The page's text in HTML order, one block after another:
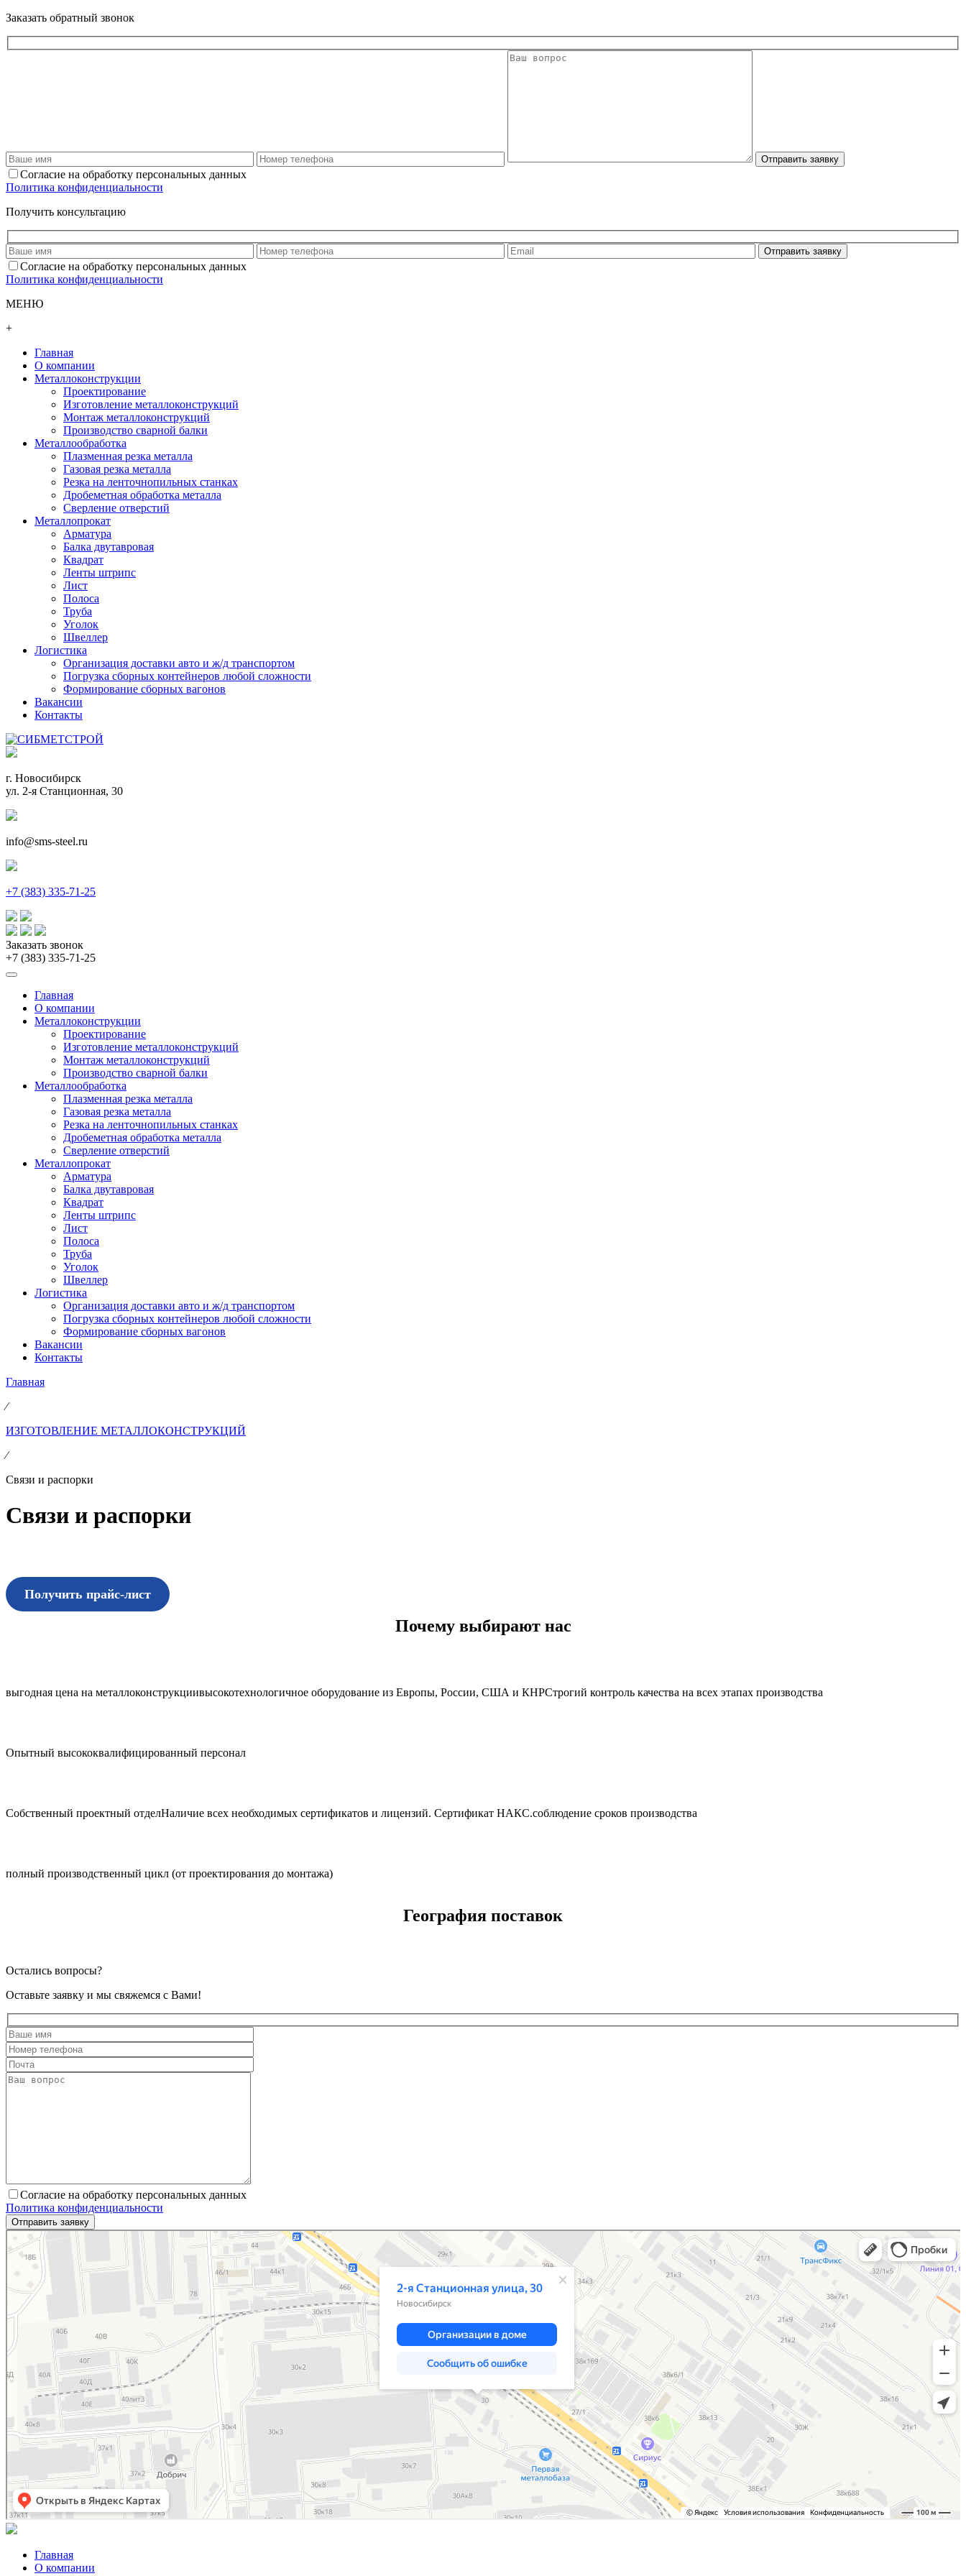
Заказать обратный звонок
Согласие на обработку персональных данных
Политика конфиденциальности
Получить консультацию
Согласие на обработку персональных данных
Политика конфиденциальности
МЕНЮ
+
Главная
О компании
Металлоконструкции
Проектирование
Изготовление металлоконструкций
Монтаж металлоконструкций
Производство сварной балки
Металлообработка
Плазменная резка металла
Газовая резка металла
Резка на ленточнопильных станках
Дробеметная обработка металла
Сверление отверстий
Металлопрокат
Арматура
Балка двутавровая
Квадрат
Ленты штрипс
Лист
Полоса
Труба
Уголок
Швеллер
Логистика
Организация доставки авто и ж/д транспортом
Погрузка сборных контейнеров любой сложности
Формирование сборных вагонов
Вакансии
Контакты
г. Новосибирск
ул. 2-я Станционная, 30
info@sms-steel.ru
+7 (383) 335-71-25
Заказать звонок
+7 (383) 335-71-25
Главная
О компании
Металлоконструкции
Проектирование
Изготовление металлоконструкций
Монтаж металлоконструкций
Производство сварной балки
Металлообработка
Плазменная резка металла
Газовая резка металла
Резка на ленточнопильных станках
Дробеметная обработка металла
Сверление отверстий
Металлопрокат
Арматура
Балка двутавровая
Квадрат
Ленты штрипс
Лист
Полоса
Труба
Уголок
Швеллер
Логистика
Организация доставки авто и ж/д транспортом
Погрузка сборных контейнеров любой сложности
Формирование сборных вагонов
Вакансии
Контакты
Главная
⁄
ИЗГОТОВЛЕНИЕ МЕТАЛЛОКОНСТРУКЦИЙ
⁄
Связи и распорки
Связи и распорки
Получить прайс-лист
Почему выбирают нас
выгодная цена на металлоконструкциивысокотехнологичное оборудование из Европы, России, США и КНРСтрогий контроль качества на всех этапах производства
Опытный высококвалифицированный персонал
Собственный проектный отделНаличие всех необходимых сертификатов и лицензий. Сертификат НАКС.соблюдение сроков производства
полный производственный цикл (от проектирования до монтажа)
География поставок
Остались вопросы?
Оставьте заявку и мы свяжемся с Вами!
Согласие на обработку персональных данных
Политика конфиденциальности
Коростень
2-я Станционная улица, 30 — Яндекс.Карты
Главная
О компании